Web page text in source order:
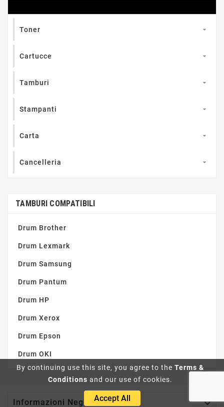
By continuing use this site, you agree to the Terms &
Conditions and our use of cookies.
Accept All
Toner 
Cartucce 
Tamburi 
Stampanti 
Carta 
Cancelleria 
TAMBURI COMPATIBILI
Drum Brother
Drum Lexmark
Drum Samsung
Drum Pantum
Drum HP
Drum Xerox
Drum Epson
Drum OKI
Informazioni Negozio 